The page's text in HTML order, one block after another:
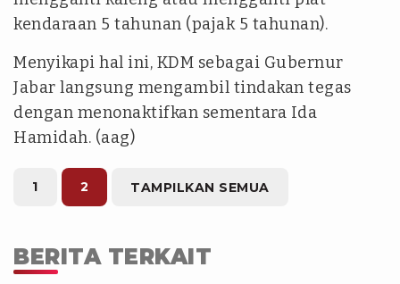
kendaraan 5 tahunan (pajak 5 tahunan).
Menyikapi hal ini, KDM sebagai Gubernur
Jabar langsung mengambil tindakan tegas
dengan menonaktifkan sementara Ida
Hamidah. (aag)
1 2 TAMPILKAN SEMUA
BERITA TERKAIT